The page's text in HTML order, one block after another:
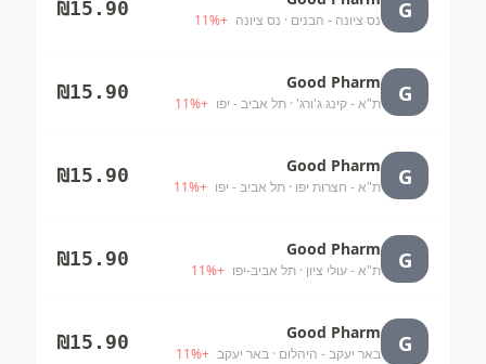
G נס ציונה - הבנים · נס ציונה +
11%
₪15.90
G
Good Pharm
ת"א - קינג ג'ורג' · תל אביב - יפו +
11%
₪15.90
G
Good Pharm
ת"א - חצרות יפו · תל אביב - יפו +
11%
₪15.90
G
Good Pharm
ת"א - עולי ציון · תל אביב-יפו +
11%
₪15.90
G
Good Pharm
באר יעקב - היהלום · באר יעקב +
11%
₪15.90